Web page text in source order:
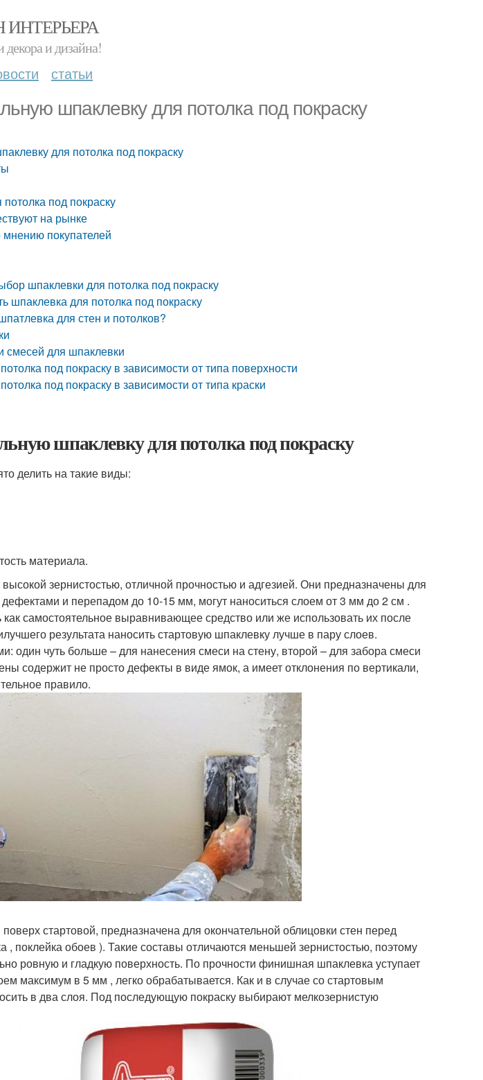
и дизайна!
статьи
шпаклевку для потолка под покраску
для потолка под покраску
под покраску
на рынке
покупателей
шпаклевки для потолка под покраску
шпаклевка для потолка под покраску
для стен и потолков?
смесей для шпаклевки
под покраску в зависимости от типа поверхности
под покраску в зависимости от типа краски
шпаклевку для потолка под покраску
делить на такие виды:
материала.
зернистостью, отличной прочностью и адгезией. Они предназначены для
и перепадом до 10-15 мм, могут наноситься слоем от 3 мм до 2 см .
самостоятельное выравнивающее средство или же использовать их после
результата наносить стартовую шпаклевку лучше в пару слоев.
один чуть больше – для нанесения смеси на стену, второй – для забора смеси
содержит не просто дефекты в виде ямок, а имеет отклонения по вертикали,
правило.
стартовой, предназначена для окончательной облицовки стен перед
, поклейка обоев ). Такие составы отличаются меньшей зернистостью, поэтому
ровную и гладкую поверхность. По прочности финишная шпаклевка уступает
максимум в 5 мм , легко обрабатывается. Как и в случае со стартовым
в два слоя. Под последующую покраску выбирают мелкозернистую